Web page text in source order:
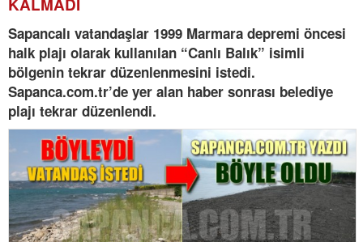
KALMADI
Sapancalı vatandaşlar 1999 Marmara depremi öncesi
halk plajı olarak kullanılan “Canlı Balık” isimli
bölgenin tekrar düzenlenmesini istedi.
Sapanca.com.tr’de yer alan haber sonrası belediye
plajı tekrar düzenlendi.